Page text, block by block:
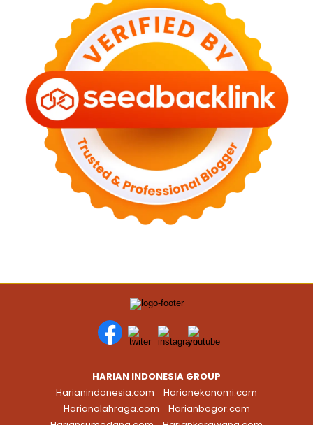
HARIAN INDONESIA GROUP
Harianindonesia.com
Harianekonomi.com
Harianolahraga.com
Harianbogor.com